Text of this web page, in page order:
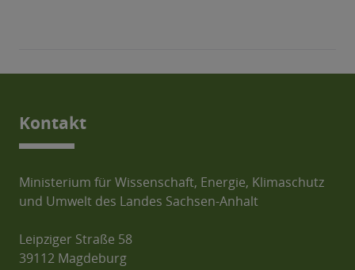
Kontakt
Ministerium für Wissenschaft, Energie, Klimaschutz
und Umwelt des Landes Sachsen-Anhalt
Leipziger Straße 58
39112 Magdeburg